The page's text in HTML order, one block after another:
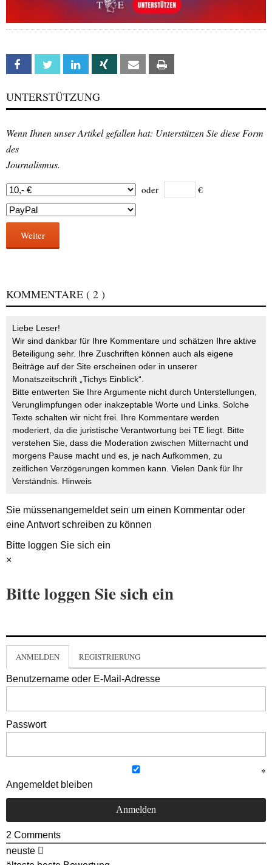
Facebook Twitter Linkedin Xing Email
UNTERSTÜTZUNG
Wenn Ihnen unser Artikel gefallen hat: Unterstützen Sie diese Form
des
Journalismus.
oder €
Weiter
KOMMENTARE ( 2 )
Liebe Leser!
Wir sind dankbar für Ihre Kommentare und schätzen Ihre aktive
Beteiligung sehr. Ihre Zuschriften können auch als eigene
Beiträge auf der Site erscheinen oder in unserer
Monatszeitschrift „Tichys Einblick“.
Bitte entwerten Sie Ihre Argumente nicht durch Unterstellungen,
Verunglimpfungen oder inakzeptable Worte und Links. Solche
Texte schalten wir nicht frei. Ihre Kommentare werden
moderiert, da die juristische Verantwortung bei TE liegt. Bitte
verstehen Sie, dass die Moderation zwischen Mitternacht und
morgens Pause macht und es, je nach Aufkommen, zu
zeitlichen Verzögerungen kommen kann. Vielen Dank für Ihr
Verständnis. Hinweis
Sie müssenangemeldetsein um einen Kommentar oder
eine Antwort schreiben zu können
Bitte loggen Sie sich ein
×
Bitte loggen Sie sich ein
ANMELDEN REGISTRIERUNG
Benutzername oder E-Mail-Adresse
Passwort
Angemeldet bleiben
2 Comments
neuste